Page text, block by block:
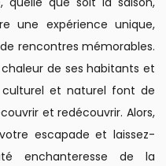
une expérience unique,
rencontres mémorables.
de ses habitants et
et naturel font de
et redécouvrir. Alors,
escapade et laissez-
enchanteresse de la